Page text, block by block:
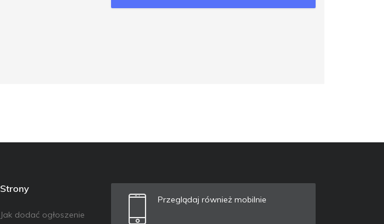
Strony
Jak dodać ogłoszenie
Przeglądaj również mobilnie